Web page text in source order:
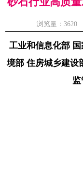
浏览量： 3620
工业和信息化部
境部 住房城乡建设